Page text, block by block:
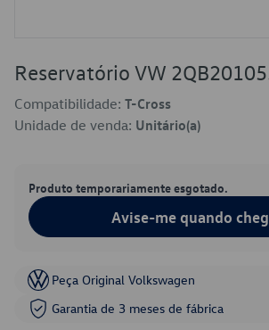
Reservatório VW
Compatibilidade: T-Cross
Unidade de venda: Unitário(a)
Produto temporariamente esgotado.
Avise-me quando
Peça Original Volkswagen
Garantia de 3 meses de fábrica